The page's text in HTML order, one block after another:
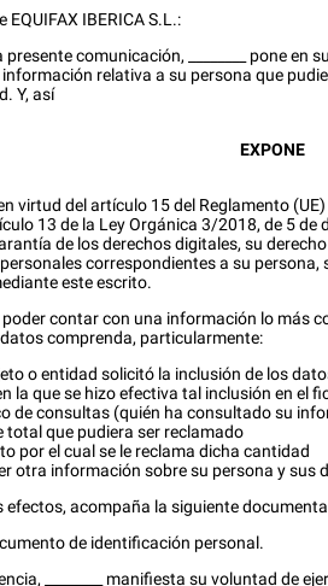
EQUIFAX IBERICA S.L.:
presente comunicación,
pone en
relativa a su persona que
Y, así
EXPONE
virtud del artículo 15 del Reglamento
13 de la Ley Orgánica 3/2018, de 5 de
de los derechos digitales, su
correspondientes a su persona,
este escrito.
poder contar con una información lo más
comprenda, particularmente:
o entidad solicitó la inclusión de los
la que se hizo efectiva tal inclusión en el
de consultas (quién ha consultado su
total que pudiera ser reclamado
por el cual se le reclama dicha cantidad
otra información sobre su persona y sus
efectos, acompaña la siguiente
de identificación personal.
manifiesta su voluntad de